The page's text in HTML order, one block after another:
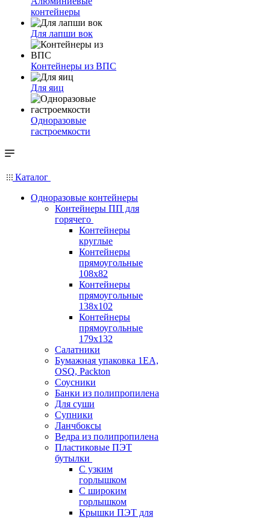
контейнеры
Для лапши вок
Контейнеры из ВПС
Для яиц
Одноразовые
гастроемкости
Каталог
Одноразовые контейнеры
Контейнеры ПП для
горячего
Контейнеры
круглые
Контейнеры
прямоугольные
108х82
Контейнеры
прямоугольные
138х102
Контейнеры
прямоугольные
179х132
Салатники
Бумажная упаковка 1ЕА,
OSQ, Packton
Соусники
Банки из полипропилена
Для суши
Супники
Ланчбоксы
Ведра из полипропилена
Пластиковые ПЭТ
бутылки
С узким
горлышком
С широким
горлышком
Крышки ПЭТ для